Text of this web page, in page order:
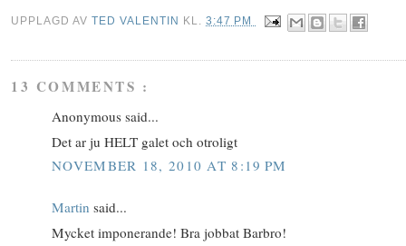
UPPLAGD AVTED VALENTIN KL.3:47 PM
13 COMMENTS :
Anonymous said...
Det ar ju HELT galet och otroligt
NOVEMBER 18, 2010 AT 8:19 PM
Martin said...
Mycket imponerande! Bra jobbat Barbro!